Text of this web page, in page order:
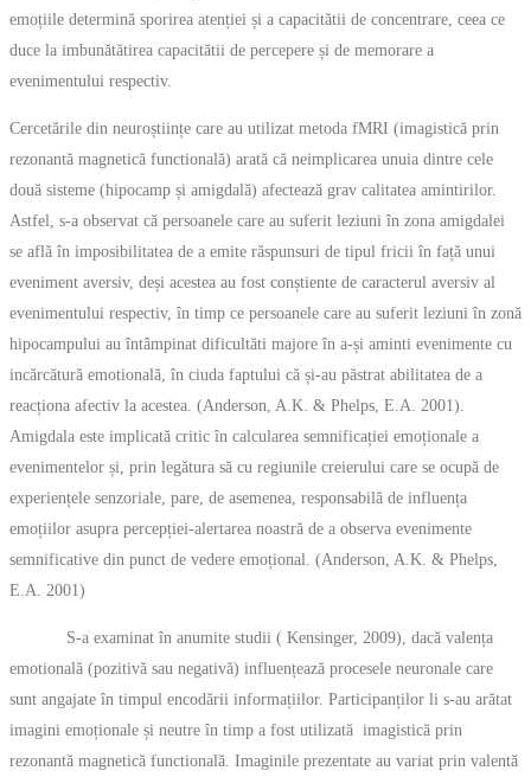
emoțiile determină sporirea atenției și a capacitătii de concentrare, ceea ce
duce la imbunătătirea capacitătii de percepere și de memorare a
evenimentului respectiv.
Cercetările din neuroștiințe care au utilizat metoda fMRI (imagistică prin
rezonantă magnetică functională) arată că neimplicarea unuia dintre cele
două sisteme (hipocamp și amigdală) afectează grav calitatea amintirilor.
Astfel, s-a observat că persoanele care au suferit leziuni în zona amigdalei
se află în imposibilitatea de a emite răspunsuri de tipul fricii în față unui
eveniment aversiv, deși acestea au fost conștiente de caracterul aversiv al
evenimentului respectiv, în timp ce persoanele care au suferit leziuni în zonă
hipocampului au întâmpinat dificultăti majore în a-și aminti evenimente cu
incărcătură emotională, în ciuda faptului că și-au păstrat abilitatea de a
reacționa afectiv la acestea. (Anderson, A.K. & Phelps, E.A. 2001).
Amigdala este implicată critic în calcularea semnificației emoționale a
evenimentelor și, prin legătura să cu regiunile creierului care se ocupă de
experiențele senzoriale, pare, de asemenea, responsabilă de influența
emoțiilor asupra percepției-alertarea noastră de a observa evenimente
semnificative din punct de vedere emoțional. (Anderson, A.K. & Phelps,
E.A. 2001)
S-a examinat în anumite studii ( Kensinger, 2009), dacă valența
emotională (pozitivă sau negativă) influențează procesele neuronale care
sunt angajate în timpul encodării informațiilor. Participanților li s-au arătat
imagini emoționale și neutre în timp a fost utilizată imagistică prin
rezonantă magnetică functională. Imaginile prezentate au variat prin valentă